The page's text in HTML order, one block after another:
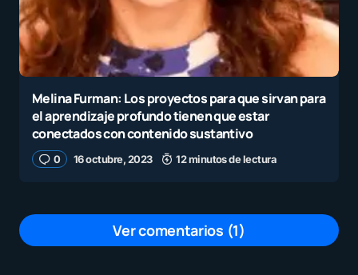
Melina Furman: Los proyectos para que sirvan para
el aprendizaje profundo tienen que estar
conectados con contenido sustantivo
0 16 octubre, 2023 12 minutos de lectura
Ver comentarios (1)